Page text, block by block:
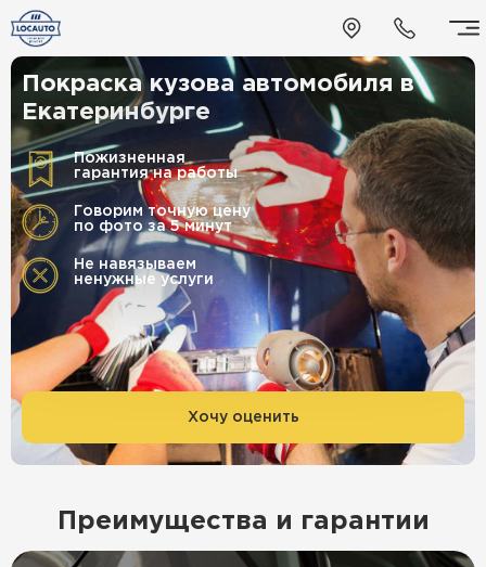
Покраска кузова автомобиля в
Екатеринбурге
Пожизненная
гарантия на работы
Говорим точную цену
по фото за 5 минут
Не навязываем
ненужные услуги
Хочу оценить
Преимущества и гарантии